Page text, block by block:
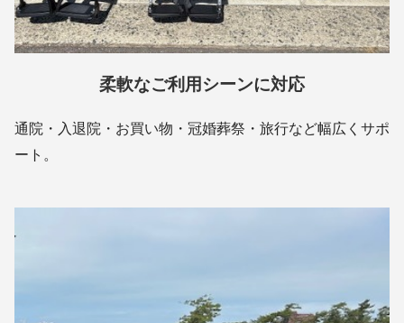
柔軟なご利用シーンに対応
通院・入退院・お買い物・冠婚葬祭・旅行など幅広くサポ
ート。